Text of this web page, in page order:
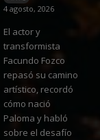
4 agosto, 2026
El actor y
transformista
Facundo Fozco
repasó su camino
artístico, recordó
cómo nació
Paloma y habló
sobre el desafío